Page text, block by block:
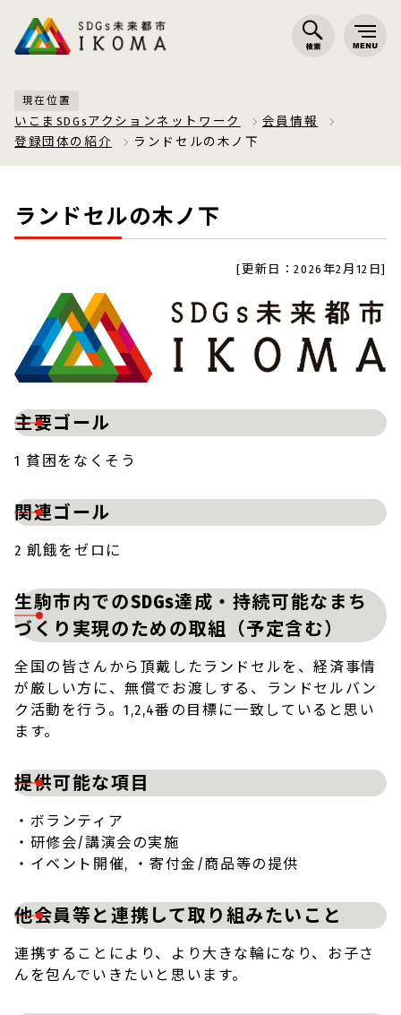
現在位置
いこまSDGsアクションネットワーク
会員情報
登録団体の紹介
ランドセルの木ノ下
ランドセルの木ノ下
[更新日：2026年2月12日]
主要ゴール
1 貧困をなくそう
関連ゴール
2 飢餓をゼロに
生駒市内でのSDGs達成・持続可能なまち
づくり実現のための取組（予定含む）
全国の皆さんから頂戴したランドセルを、経済事情
が厳しい方に、無償でお渡しする、ランドセルバン
ク活動を行う。1,2,4番の目標に一致していると思い
ます。
提供可能な項目
・ボランティア
・研修会/講演会の実施
・イベント開催, ・寄付金/商品等の提供
他会員等と連携して取り組みたいこと
連携することにより、より大きな輪になり、お子さ
んを包んでいきたいと思います。